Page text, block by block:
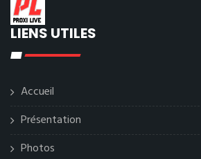
LIENS UTILES
Accueil
Présentation
Photos